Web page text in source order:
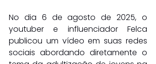
No dia 6 de agosto de 2025, o
youtuber e influenciador Felca
publicou um vídeo em suas redes
sociais abordando diretamente o